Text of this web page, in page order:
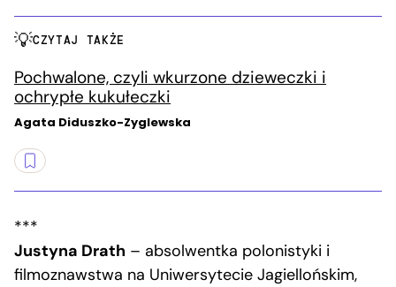
CZYTAJ TAKŻE
Pochwalone, czyli wkurzone dzieweczki i
ochrypłe kukułeczki
Agata Diduszko-Zyglewska
***
Justyna Drath – absolwentka polonistyki i
filmoznawstwa na Uniwersytecie Jagiellońskim,